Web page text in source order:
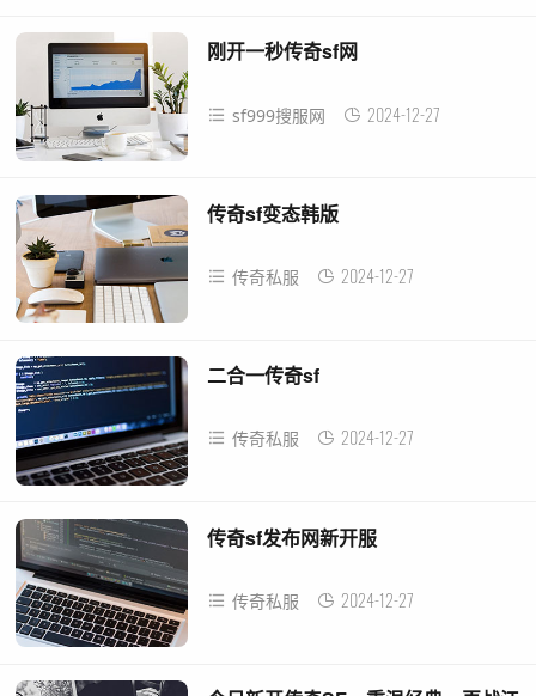
刚开一秒传奇sf网
sf999搜服网 2024-12-27
传奇sf变态韩版
传奇私服 2024-12-27
二合一传奇sf
传奇私服 2024-12-27
传奇sf发布网新开服
传奇私服 2024-12-27